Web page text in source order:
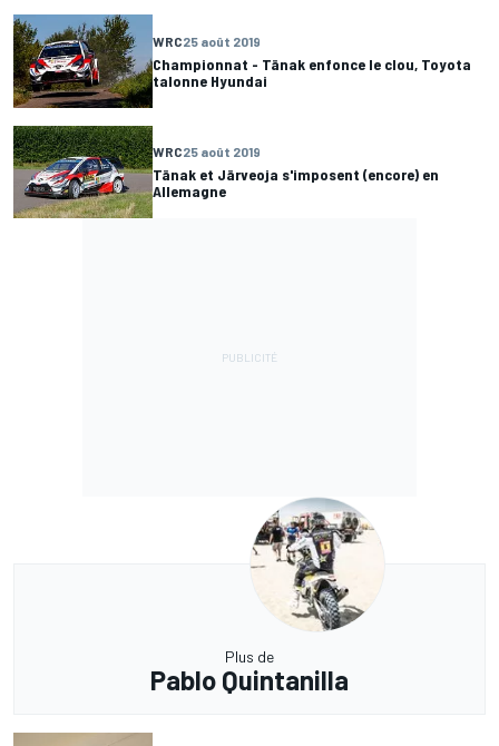
WRC25 août 2019
Championnat - Tänak enfonce le clou, Toyota
talonne Hyundai
WRC25 août 2019
Tänak et Järveoja s'imposent (encore) en
Allemagne
Plus de
Pablo Quintanilla